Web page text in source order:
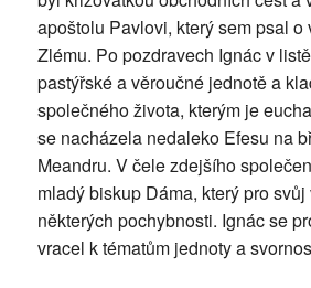
apoštolu Pavlovi, který sem psal o
Zlému. Po pozdravech Ignác v
pastýřské a věroučné jednotě a
společného života, kterým je
se nacházela nedaleko Efesu na
Meandru. V čele zdejšího
mladý biskup Dáma, který pro
některých pochybnosti. Ignác se
vracel k tématům jednoty a